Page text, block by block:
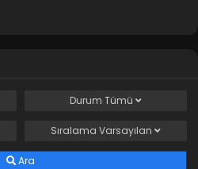
Durum Tümü
Sıralama Varsayılan
Ara